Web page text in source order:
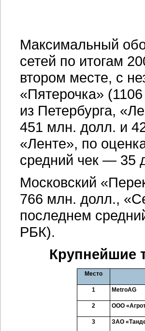
Максимальный
сетей по итогам
втором месте, с
«Пятерочка»
из Петербурга,
451 млн. долл. и
«Ленте», по
средний чек — 35
Московский
766 млн. долл.,
последнем
РБК).
Крупнейшие
Место
1 MetroAG
2 ООО
3 ЗАО